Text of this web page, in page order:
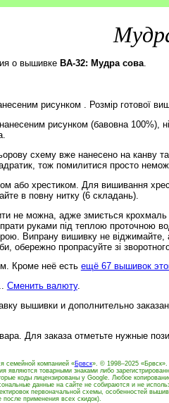
о вышивке BA-32: Мудра сова.
рисунком . Розмір готової
рисунком (бавовна 100%),
схему вже нанесено на канву
тож помилитися просто
або хрестиком. Для вишивання
в повну нитку (6 складань).
не можна, адже змиється крохмаль
руками під теплою проточною
Випрану вишивку не віджимайте,
обережно пропрасуйте зі
Кроме неё есть ещё 67 вышивок
Сменить валюту.
вышивки и дополнительно
Для заказа отметьте нужные
семейной компанией «Брвск». © 1998–2025
являются товарными знаками либо
коды лицензированы у Google. Любое
данные на сайте не собираются и не
первоначальной схемы, особенностей
применения всех скидок).